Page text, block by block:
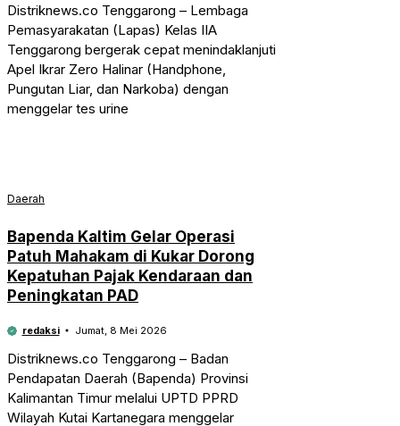
Distriknews.co Tenggarong – Lembaga
Pemasyarakatan (Lapas) Kelas IIA
Tenggarong bergerak cepat menindaklanjuti
Apel Ikrar Zero Halinar (Handphone,
Pungutan Liar, dan Narkoba) dengan
menggelar tes urine
Daerah
Bapenda Kaltim Gelar Operasi
Patuh Mahakam di Kukar Dorong
Kepatuhan Pajak Kendaraan dan
Peningkatan PAD
redaksi Jumat, 8 Mei 2026
Distriknews.co Tenggarong – Badan
Pendapatan Daerah (Bapenda) Provinsi
Kalimantan Timur melalui UPTD PPRD
Wilayah Kutai Kartanegara menggelar